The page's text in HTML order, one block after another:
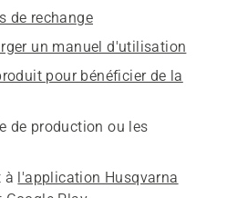
de rechange
un manuel d'utilisation
pour bénéficier de la
de production ou les
à l'application Husqvarna